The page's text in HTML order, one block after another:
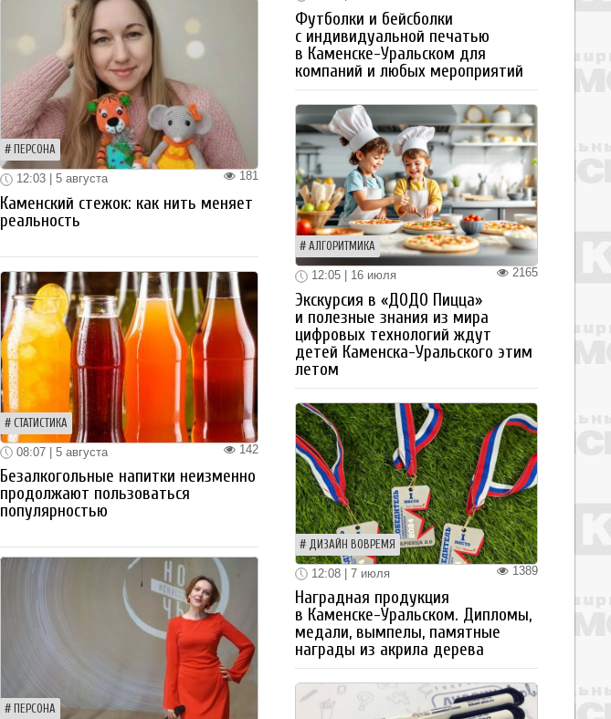
ПЕРСОНА
181
12:03 | 5 августа
Каменский стежок: как нить меняет
реальность
СТАТИСТИКА
142
08:07 | 5 августа
Безалкогольные напитки неизменно
продолжают пользоваться
популярностью
ПЕРСОНА
Футболки и бейсболки
с индивидуальной печатью
в Каменске-Уральском для
компаний и любых мероприятий
АЛГОРИТМИКА
2165
12:05 | 16 июля
Экскурсия в «ДОДО Пицца»
и полезные знания из мира
цифровых технологий ждут
детей Каменска-Уральского этим
летом
ДИЗАЙН ВОВРЕМЯ
1389
12:08 | 7 июля
Наградная продукция
в Каменске-Уральском. Дипломы,
медали, вымпелы, памятные
награды из акрила дерева